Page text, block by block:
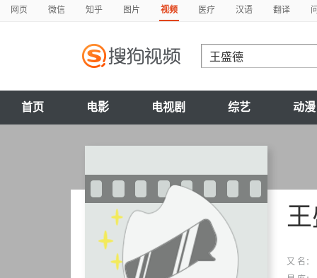
网页 微信 知乎 图片 视频 医疗 汉语 翻译
首页 电影 电视剧 综艺 动漫
又 名：